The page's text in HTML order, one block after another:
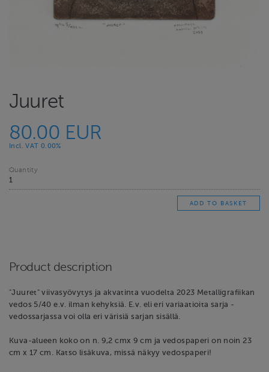
Juuret
80.00 EUR
Incl. VAT 0.00%
Quantity
Product description
"Juuret" viivasyövytys ja akvatinta vuodelta 2023 Metalligrafiikan
vedos 5/40 e.v. ilman kehyksiä. E.v. eli eri variaatioita sarja -
vedossarjassa voi olla eri värisiä sarjan sisällä.
Kuva-alueen koko on n. 9,2 cmx 9 cm ja vedospaperi on noin 23
cm x 17 cm. Katso lisäkuva, missä näkyy vedospaperi!